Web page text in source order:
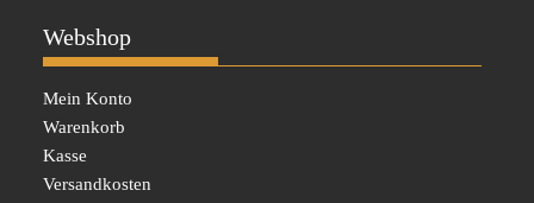
Webshop
Mein Konto
Warenkorb
Kasse
Versandkosten